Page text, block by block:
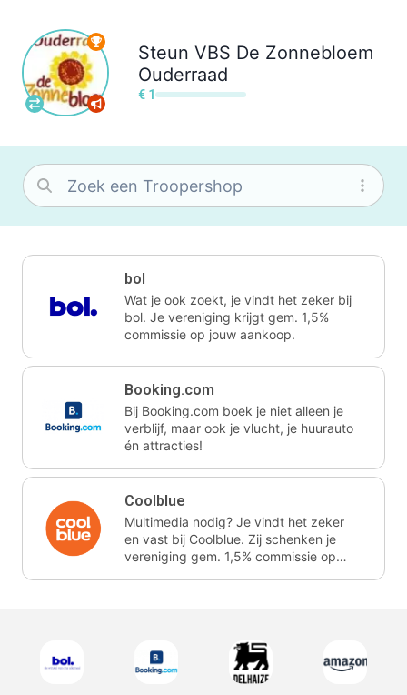
Steun VBS De Zonnebloem
Ouderraad
€ 1
bol
Wat je ook zoekt, je vindt het zeker bij
bol. Je vereniging krijgt gem. 1,5%
commissie op jouw aankoop.
Booking.com
Bij Booking.com boek je niet alleen je
verblijf, maar ook je vlucht, je huurauto
én attracties!
Coolblue
Multimedia nodig? Je vindt het zeker
en vast bij Coolblue. Zij schenken je
vereniging gem. 1,5% commissie op